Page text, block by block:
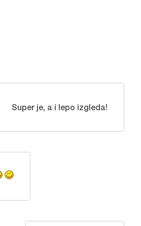
Super je, a i lepo izgleda!